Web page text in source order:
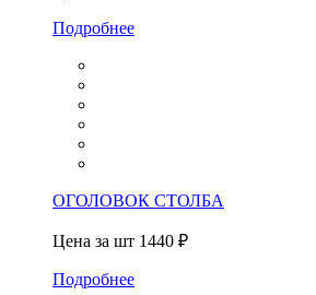
Подробнее
ОГОЛОВОК СТОЛБА
Цена за шт 1440 ₽
Подробнее